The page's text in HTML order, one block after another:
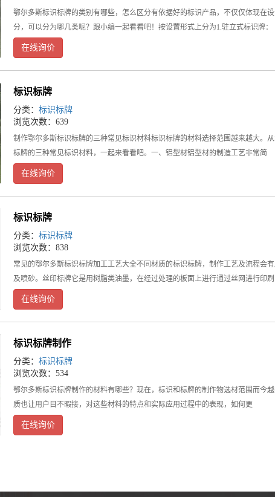
鄂尔多斯标识标牌的类别有哪些，怎么区分有依据好的标识产品，不仅仅体现在
分，可以分为哪几类呢？跟小编一起看看吧！按设置形式上分为1.驻立式标识牌：
在线询价
标识标牌
分类： 标识标牌
浏览次数：639
制作鄂尔多斯标识标牌的三种常见标识材料标识标牌的材料选择范围越来越大。
标牌的三种常见标识材料，一起来看看吧。一、铝型材铝型材的制造工艺非常简
在线询价
标识标牌
分类： 标识标牌
浏览次数：838
常见的鄂尔多斯标识标牌加工工艺大全不同材质的标识标牌，制作工艺及流程会
及喷砂。丝印标牌它是用树脂类油墨，在经过处理的板面上进行通过丝网进行印刷
在线询价
标识标牌制作
分类： 标识标牌
浏览次数：534
鄂尔多斯标识标牌制作的材料有哪些？现在，标识和标牌的制作物选材范围而今
质也让用户目不暇接，对这些材料的特点和实际应用过程中的表现，如何更
在线询价